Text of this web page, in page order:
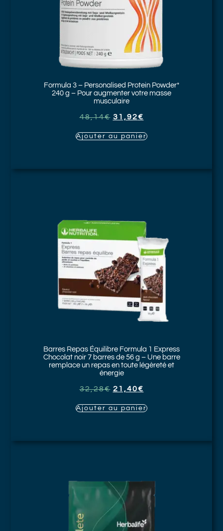
Formula 3 – Personalised Protein Powder*
240 g – Pour augmenter votre masse
musculaire
48,14€ 31,92€
Ajouter au panier
Barres Repas Équilibre Formula 1 Express
Chocolat noir7 barres de 56 g – Une barre
remplace un repas en toute légèreté et
énergie
32,28€ 21,40€
Ajouter au panier